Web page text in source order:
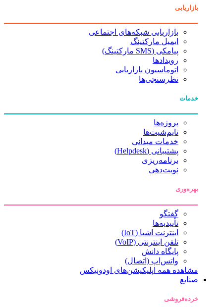
بازاریابی
بازاریابی شبکه‌های اجتماعی
ایمیل مارکتینگ
پیامکی (SMS مارکتینگ)
رویدادها
اتوماسیون بازاریابی
نظرسنجی‌ها
خدمات
پروژه‌ها
تایم‌شیت‌ها
خدمات میدانی
پشتیبانی (Helpdesk)
برنامه‌ریزی
نوبت‌دهی
بهره‌وری
گفتگو
تأییدیه‌ها
اینترنت اشیا (IoT)
تلفن اینترنتی (VoIP)
پایگاه دانش
واتس‌اپ (اتصال)
مشاهده همه اپلیکیشن‌های اودونیکس
صنایع
خرده‌فروشی